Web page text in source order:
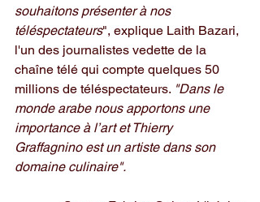
souhaitons présenter à nos
téléspectateurs", explique Laith Bazari,
l'un des journalistes vedette de la
chaîne télé qui compte quelques 50
millions de téléspectateurs. "Dans le
monde arabe nous apportons une
importance à l’art et Thierry
Graffagnino est un artiste dans son
domaine culinaire".